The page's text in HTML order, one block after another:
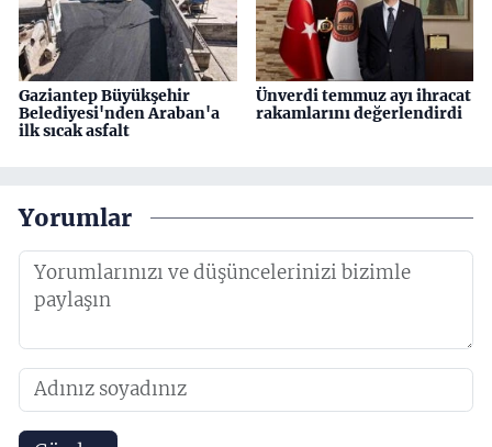
Gaziantep Büyükşehir
Belediyesi'nden Araban'a
ilk sıcak asfalt
Ünverdi temmuz ayı ihracat
rakamlarını değerlendirdi
Yorumlar